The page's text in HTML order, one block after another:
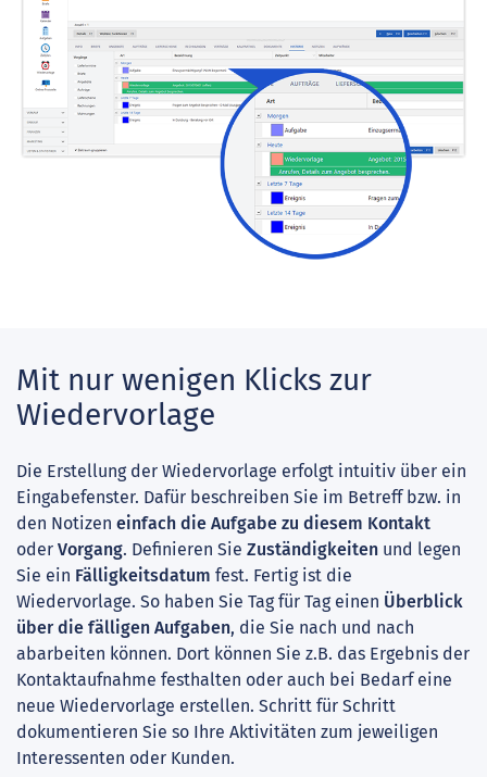
Mit nur wenigen Klicks zur
Wiedervorlage
Die Erstellung der Wiedervorlage erfolgt intuitiv über ein
Eingabefenster. Dafür beschreiben Sie im Betreff bzw. in
den Notizen einfach die Aufgabe zu diesem Kontakt
oder Vorgang. Definieren Sie Zuständigkeiten und legen
Sie ein Fälligkeitsdatum fest. Fertig ist die
Wiedervorlage. So haben Sie Tag für Tag einen Überblick
über die fälligen Aufgaben, die Sie nach und nach
abarbeiten können. Dort können Sie z.B. das Ergebnis der
Kontaktaufnahme festhalten oder auch bei Bedarf eine
neue Wiedervorlage erstellen. Schritt für Schritt
dokumentieren Sie so Ihre Aktivitäten zum jeweiligen
Interessenten oder Kunden.